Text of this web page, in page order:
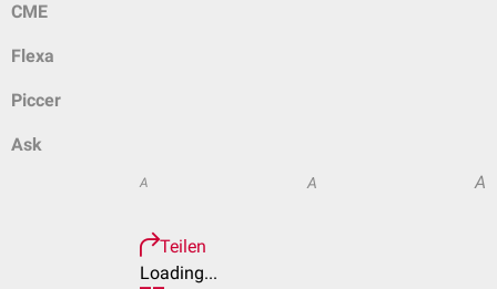
CME
Flexa
Piccer
Ask
A A A
Teilen
Loading...